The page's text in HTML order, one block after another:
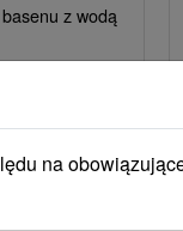
z wodą
na